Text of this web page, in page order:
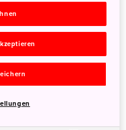
aus zu erleben. Die Tour
In den geschützten
sicher paddeln und
das sich anfühlt, als